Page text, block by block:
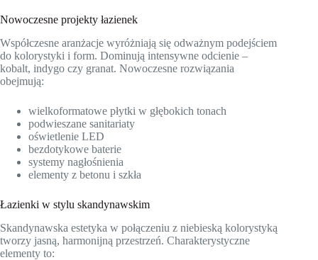
Nowoczesne projekty łazienek
Współczesne aranżacje wyróżniają się odważnym podejściem
do kolorystyki i form. Dominują intensywne odcienie –
kobalt, indygo czy granat. Nowoczesne rozwiązania
obejmują:
wielkoformatowe płytki w głębokich tonach
podwieszane sanitariaty
oświetlenie LED
bezdotykowe baterie
systemy nagłośnienia
elementy z betonu i szkła
Łazienki w stylu skandynawskim
Skandynawska estetyka w połączeniu z niebieską kolorystyką
tworzy jasną, harmonijną przestrzeń. Charakterystyczne
elementy to: